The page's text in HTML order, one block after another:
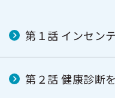
第１話 インセン
第２話 健康診断